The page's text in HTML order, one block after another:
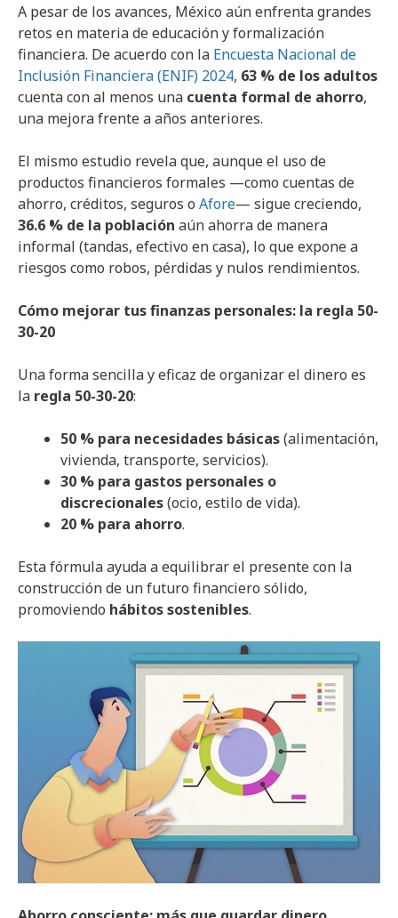
A pesar de los avances, México aún enfrenta grandes
retos en materia de educación y formalización
financiera. De acuerdo con la Encuesta Nacional de
Inclusión Financiera (ENIF) 2024, 63 % de los adultos
cuenta con al menos una cuenta formal de ahorro,
una mejora frente a años anteriores.
El mismo estudio revela que, aunque el uso de
productos financieros formales —como cuentas de
ahorro, créditos, seguros o Afore— sigue creciendo,
36.6 % de la población aún ahorra de manera
informal (tandas, efectivo en casa), lo que expone a
riesgos como robos, pérdidas y nulos rendimientos.
Cómo mejorar tus finanzas personales: la regla 50-
30-20
Una forma sencilla y eficaz de organizar el dinero es
la regla 50-30-20:
50 % para necesidades básicas(alimentación,
vivienda, transporte, servicios).
30 % para gastos personales o
discrecionales(ocio, estilo de vida).
20 % para ahorro.
Esta fórmula ayuda a equilibrar el presente con la
construcción de un futuro financiero sólido,
promoviendo hábitos sostenibles.